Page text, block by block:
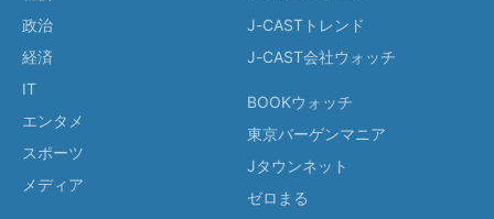
政治
経済
IT
エンタメ
スポーツ
メディア
J-CASTトレンド
J-CAST会社ウォッチ
BOOKウォッチ
東京バーゲンマニア
Jタウンネット
ゼロまる